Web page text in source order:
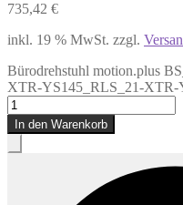
735,42 €
inkl. 19 % MwSt. zzgl.
Bürodrehstuhl motion.plus
XTR-YS145_RLS_21-XTR-
In den Warenkorb